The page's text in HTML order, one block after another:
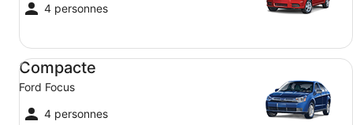
4 personnes
Compacte
Ford Focus
4 personnes
Compacte Ford Focus